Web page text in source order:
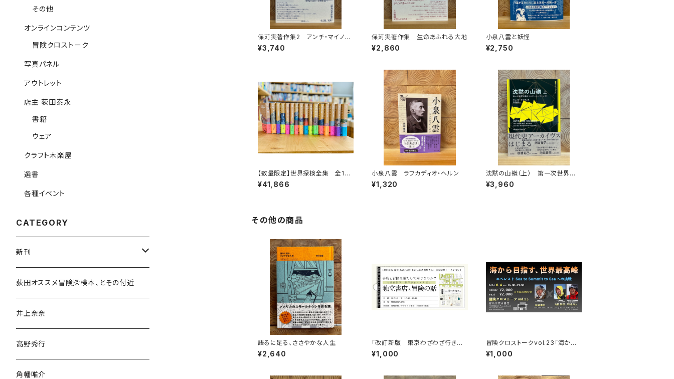
保苅実著作集2 アンチ・マイノリ
ティ・ヒストリー
¥3,740
保苅実著作集 生命あふれる大地
¥2,860
小泉八雲と妖怪
¥2,750
【数量限定】世界探検全集 全16
巻＋全巻購入特典「第17巻（非売
品）」【当店限定】
¥41,866
小泉八雲 ラフカディオ・ヘルン
¥1,320
沈黙の山嶺（上） 第一次世界大
戦とマロリーのエヴェレスト
¥3,960
その他の商品
語るに足る、ささやかな人生
¥2,640
「改訂新版 東京わざわざ行きた
い街の本屋さん」出版記念トークイ
ベント録画視聴権
¥1,000
冒険クロストークvol.23「海から
目指す、世界最高峰」録画視聴権
¥1,000
その他
オンラインコンテンツ
冒険クロストーク
写真パネル
アウトレット
店主 荻田泰永
書籍
ウェア
クラフト木楽屋
選書
各種イベント
CATEGORY
新刊
和書
文学・小説・物語
随筆・ノンフィクション・その他
荻田オススメ冒険探検本、とその付近
井上奈奈
高野秀行
角幡唯介